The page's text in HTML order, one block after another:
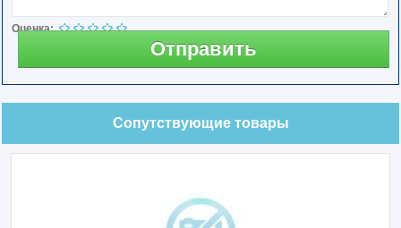
Оценка:
Отправить
Сопутствующие товары